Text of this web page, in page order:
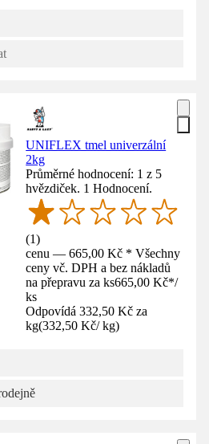
UNIFLEX tmel univerzální
2kg
Průměrné hodnocení: 1 z 5
hvězdiček. 1 Hodnocení.
(1)
cenu — 665,00 Kč * Všechny
ceny vč. DPH a bez nákladů
na přepravu za ks665,00 Kč*/
ks
Odpovídá 332,50 Kč za
kg(332,50 Kč/ kg)